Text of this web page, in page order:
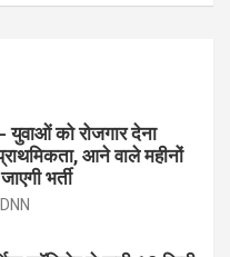
युवाओं को रोजगार देना
आने वाले महीनों
भर्ती